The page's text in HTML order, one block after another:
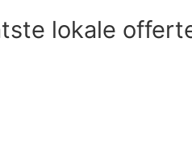
lokale